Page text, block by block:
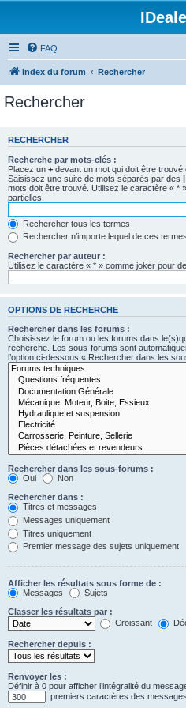
FAQ
Index du forum Rechercher
Rechercher
RECHERCHER
Recherche par mots-clés :
Placez un + devant un mot qui doit être trouvé
Saisissez une suite de mots séparés par des |
mots doit être trouvé. Utilisez le caractère « *
partielles.
Rechercher tous les termes
Rechercher n’importe lequel de ces termes
Rechercher par auteur :
Utilisez le caractère « * » comme joker pour
OPTIONS DE RECHERCHE
Rechercher dans les forums :
Choisissez le forum ou les forums dans
recherche. Les sous-forums sont
l’option ci-dessous « Rechercher dans les
Rechercher dans les sous-forums :
Oui
Non
Rechercher dans :
Titres et messages
Messages uniquement
Titres uniquement
Premier message des sujets uniquement
Afficher les résultats sous forme de :
Messages
Sujets
Classer les résultats par :
Croissant
Rechercher depuis :
Renvoyer les :
Définir à 0 pour afficher l’intégralité du
premiers caractères des messages